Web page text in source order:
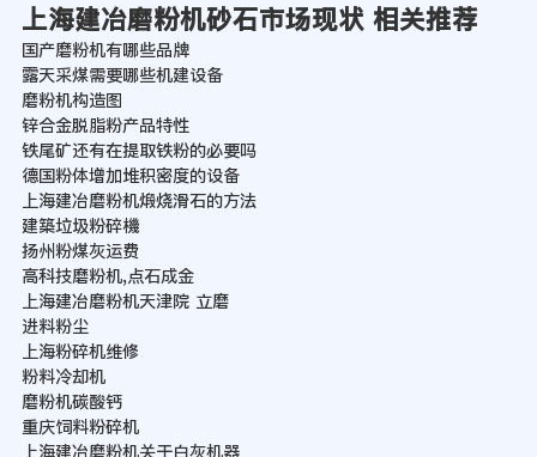
上海建冶磨粉机砂石市场现状 相关推荐
国产磨粉机有哪些品牌
露天采煤需要哪些机建设备
磨粉机构造图
锌合金脱脂粉产品特性
铁尾矿还有在提取铁粉的必要吗
德国粉体增加堆积密度的设备
上海建冶磨粉机煅烧滑石的方法
建築垃圾粉碎機
扬州粉煤灰运费
高科技磨粉机,点石成金
上海建冶磨粉机天津院 立磨
进料粉尘
上海粉碎机维修
粉料冷却机
磨粉机碳酸钙
重庆饲料粉碎机